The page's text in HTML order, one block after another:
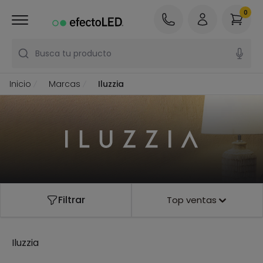
Busca tu producto
0
Inicio Marcas Iluzzia
Filtrar Top ventas
Iluzzia